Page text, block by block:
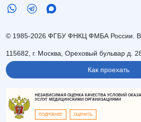
© 1985-2026 ФГБУ ФНКЦ ФМБА России.
115682, г. Москва, Ореховый бульвар д.
Как проехать
НЕЗАВИСИМАЯ ОЦЕНКА КАЧЕСТВА УСЛОВИЙ
УСЛУГ МЕДИЦИНСКИМИ ОРГАНИЗАЦИЯМИ
ПОДРОБНЕЕ ОЦЕНИТЬ